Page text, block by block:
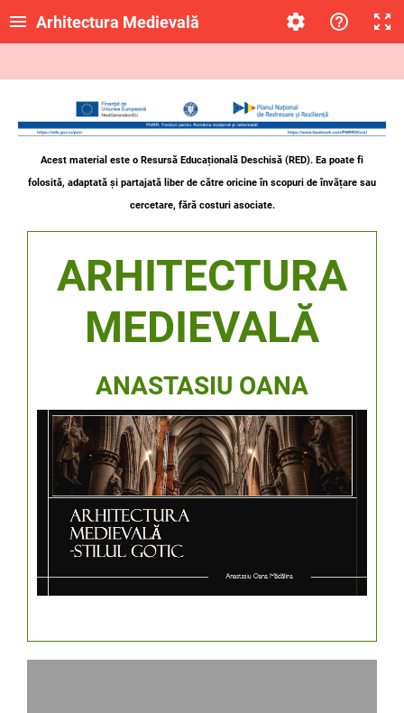
Arhitectura Medievală
Acest material este o Resursă Educațională Deschisă (RED). Ea poate fi
folosită, adaptată și partajată liber de către oricineîn scopuri de învățare sau
cercetare, fără costuri asociate.
ARHITECTURA
MEDIEVALĂ
ANASTASIU OANA